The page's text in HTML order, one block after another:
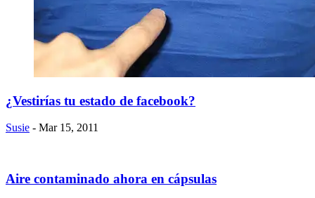
¿Vestirías tu estado de facebook?
Susie - Mar 15, 2011
Aire contaminado ahora en cápsulas